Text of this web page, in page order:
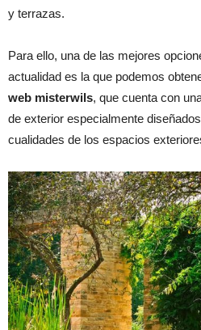
y terrazas.
Para ello, una de las mejores
actualidad es la que podemos
web misterwils, que cuenta con
de exterior especialmente
cualidades de los espacios